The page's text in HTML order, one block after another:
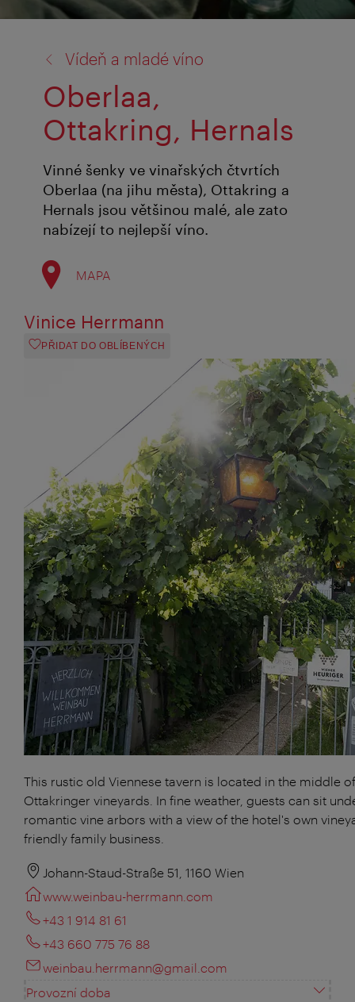
Vídeň a mladé víno
Oberlaa,
Ottakring, Hernals
Vinné šenky ve vinařských čtvrtích
Oberlaa (na jihu města), Ottakring a
Hernals jsou většinou malé, ale zato
nabízejí to nejlepší víno.
MAPA
Vinice Herrmann
PŘIDAT DO OBLÍBENÝCH
This rustic old Viennese tavern is located in the middle
Ottakringer vineyards. In fine weather, guests can sit
romantic vine arbors with a view of the hotel's own
friendly family business.
Johann-Staud-Straße 51, 1160 Wien
www.weinbau-herrmann.com
+43 1 914 81 61
+43 660 775 76 88
weinbau.herrmann@gmail.com
Provozní doba